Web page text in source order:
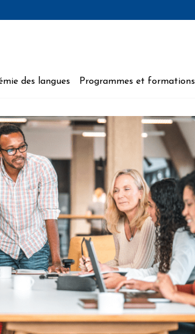
des langues Programmes et formations